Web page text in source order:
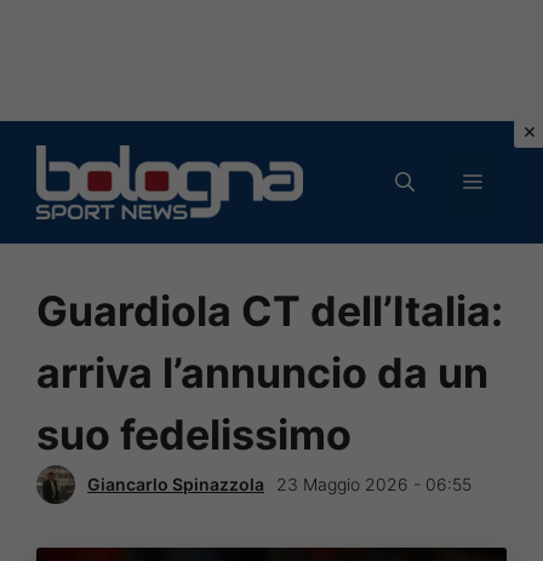
contenuto
MENU
Guardiola CT dell’Italia:
arriva l’annuncio da un
suo fedelissimo
Giancarlo Spinazzola 23 Maggio 2026 - 06:55